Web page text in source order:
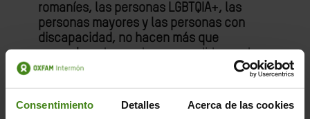
Consentimiento Detalles Acerca de las cookies
romaníes, las personas LGBTQIA+, las
personas mayores y las personas con
discapacidad, no hacen más que
aumentar alargo plazo, a medida que los
efectos agravados por la crisis generan